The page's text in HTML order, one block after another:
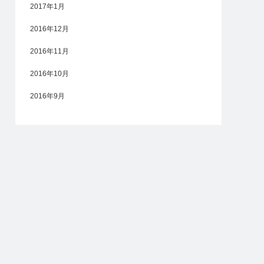
2017年1月
2016年12月
2016年11月
2016年10月
2016年9月